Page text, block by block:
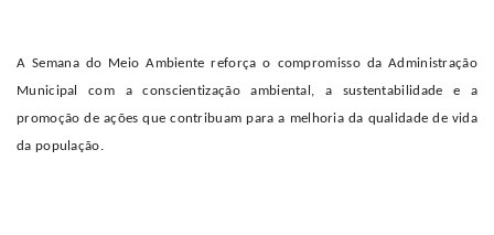
A Semana do Meio Ambiente reforça o compromisso da Administração
Municipal com a conscientização ambiental, a sustentabilidade e a
promoção de ações que contribuam para a melhoria da qualidade de vida
da população.